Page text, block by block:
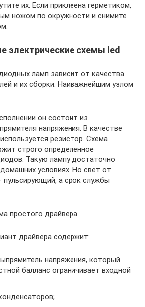
их. Если приклеена герметиком,
ножом по окружности и снимите
электрические схемы led
ламп зависит от качества
и их сборки. Наиважнейшим узлом
он состоит из
напряжения. В качестве
резистор. Схема
строго определенное
Такую лампу достаточно
условиях. Но свет от
пульсирующий, а срок службы
простого драйвера
драйвера содержит:
напряжения, который
балланс ограничивает входной